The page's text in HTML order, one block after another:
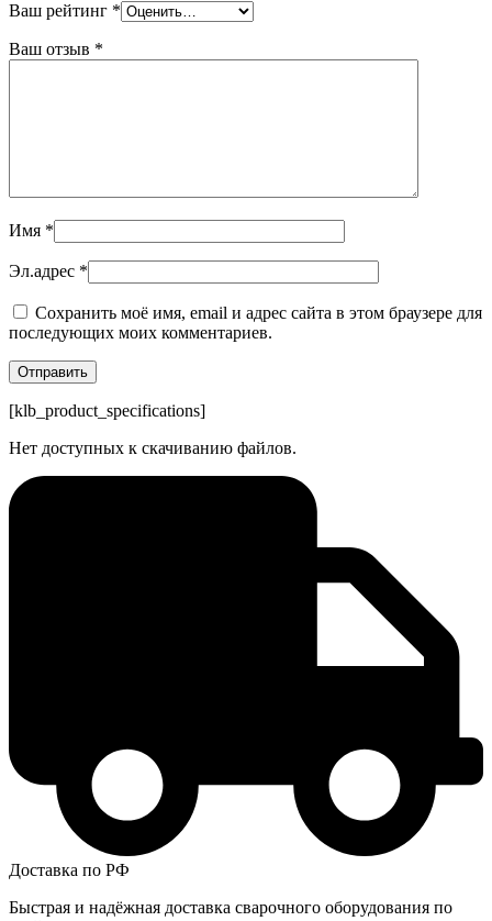
Ваш рейтинг *
Ваш отзыв *
Имя *
Эл.адрес *
Сохранить моё имя, email и адрес сайта в этом браузере для
последующих моих комментариев.
[klb_product_specifications]
Нет доступных к скачиванию файлов.
Доставка по РФ
Быстрая и надёжная доставка сварочного оборудования по